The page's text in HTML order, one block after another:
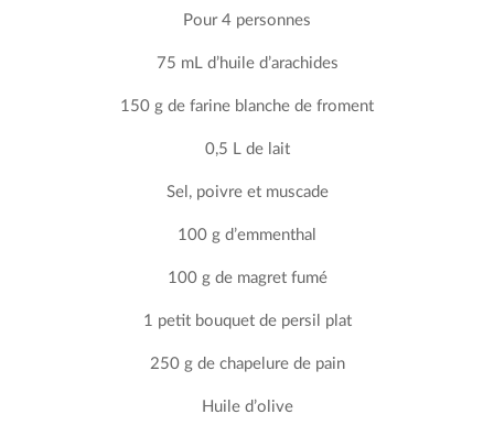
Pour 4 personnes
75 mL d’huile d’arachides
150 g de farine blanche de froment
0,5 L de lait
Sel, poivre et muscade
100 g d’emmenthal
100 g de magret fumé
1 petit bouquet de persil plat
250 g de chapelure de pain
Huile d’olive